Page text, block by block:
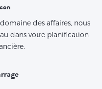
des affaires, nous
dans votre planification